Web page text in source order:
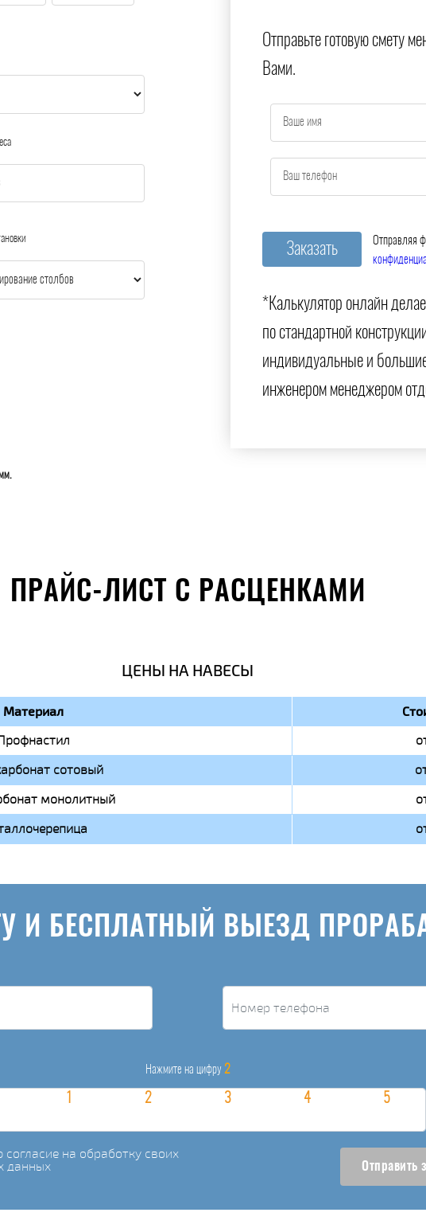
Отправьте готовую смету
Вами.
Отправляя
*Калькулятор онлайн
по стандартной
индивидуальные и
инженером менеджером
ПРАЙС-ЛИСТ С РАСЦЕНКАМИ
ЦЕНЫ НА НАВЕСЫ
Материал
сотовый
монолитный
И БЕСПЛАТНЫЙ ВЫЕЗД
Нажмите на цифру 2
на обработку своих
данных Отправить